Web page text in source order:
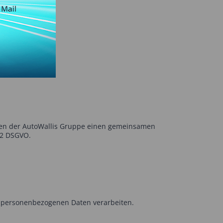
der AutoWallis Gruppe einen gemeinsamen
Daten verarbeiten.